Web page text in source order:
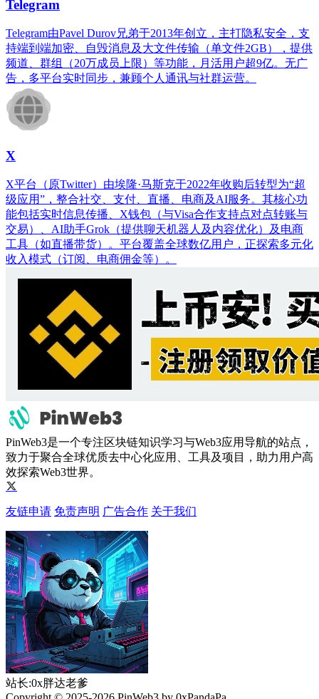
Telegram
Telegram由Pavel Durov兄弟于2013年创立，主打隐私安全，支
持端到端加密、自毁消息及大文件传输（单文件2GB），提供
频道、群组（20万成员上限）等功能，月活用户超9亿。无广
告，多平台实时同步，兼顾个人通讯与社群运营。
X
X平台（原Twitter）由埃隆·马斯克于2022年收购后转型为“超
级应用”，整合社交、支付、直播、电商及AI服务。其核心功
能包括实时信息传播、X钱包（与Visa合作支持点对点转账与
交易）、AI助手Grok（提供聊天机器人及内容优化）及电商
工具（如直播带货）。平台覆盖全球数亿用户，正探索多元化
收入模式（订阅、电商佣金等）。
PinWeb3是一个专注区块链知识学习与Web3应用导航的站点，
致力于聚合全球优质去中心化应用、工具及项目，助力用户高
效探索Web3世界。
友链申请 免责声明 广告合作 关于我们
站长:0x胖达老爹